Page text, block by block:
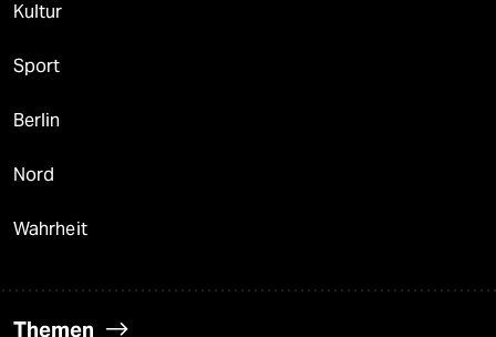
Kultur
Sport
Berlin
Nord
Wahrheit
Themen